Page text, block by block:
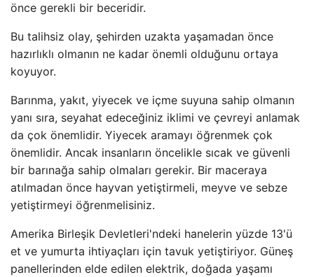
önce gerekli bir beceridir.
Bu talihsiz olay, şehirden uzakta yaşamadan önce
hazırlıklı olmanın ne kadar önemli olduğunu ortaya
koyuyor.
Barınma, yakıt, yiyecek ve içme suyuna sahip olmanın
yanı sıra, seyahat edeceğiniz iklimi ve çevreyi anlamak
da çok önemlidir. Yiyecek aramayı öğrenmek çok
önemlidir. Ancak insanların öncelikle sıcak ve güvenli
bir barınağa sahip olmaları gerekir. Bir maceraya
atılmadan önce hayvan yetiştirmeli, meyve ve sebze
yetiştirmeyi öğrenmelisiniz.
Amerika Birleşik Devletleri'ndeki hanelerin yüzde 13'ü
et ve yumurta ihtiyaçları için tavuk yetiştiriyor. Güneş
panellerinden elde edilen elektrik, doğada yaşamı